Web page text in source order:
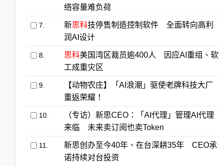
络容量难负荷
7. 新思科技停售制造控制软件 全面转向高利
润AI设计
8. 思科美国湾区裁员逾400人 因应AI重组、软
工成重灾区
9.
【动物农庄】「AI浪潮」驱使老牌科技大厂
重返荣耀！
10.
（专访）新思CEO：「AI代理」管理AI代理
来临 未来卖订阅也卖Token
11.
新思创办至今40年、在台深耕35年 CEO承
诺持续对台投资